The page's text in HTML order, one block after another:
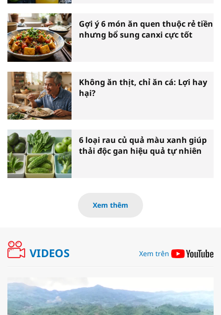
Gợi ý 6 món ăn quen thuộc rẻ tiền
nhưng bổ sung canxi cực tốt
Không ăn thịt, chỉ ăn cá: Lợi hay
hại?
6 loại rau củ quả màu xanh giúp
thải độc gan hiệu quả tự nhiên
Xem thêm
VIDEOS Xem trên